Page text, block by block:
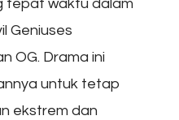
tepat waktu dalam
Geniuses
OG. Drama ini
untuk tetap
ekstrem dan